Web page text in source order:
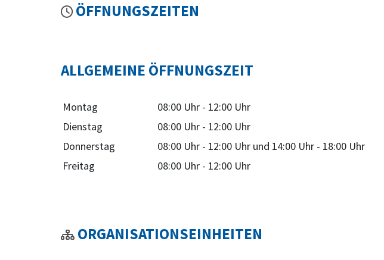
ÖFFNUNGSZEITEN
ALLGEMEINE ÖFFNUNGSZEIT
Montag 08:00 Uhr - 12:00 Uhr
Dienstag
08:00 Uhr - 12:00 Uhr
Donnerstag
08:00 Uhr - 12:00 Uhr und 14:00 Uhr - 18:00 Uhr
Freitag
08:00 Uhr - 12:00 Uhr
ORGANISATIONSEINHEITEN